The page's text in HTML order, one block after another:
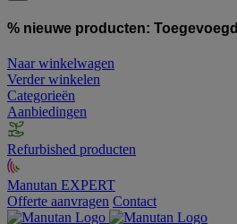
% nieuwe producten: Toegevoegd
Naar winkelwagen
Verder winkelen
Categorieën
Aanbiedingen
Refurbished producten
Manutan EXPERT
Offerte aanvragen Contact